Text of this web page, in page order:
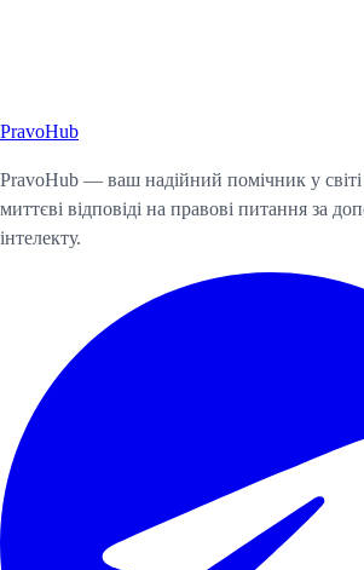
Почати консультацію
PravoHub
PravoHub — ваш надійний помічник у
миттєві відповіді на правові питання за
інтелекту.